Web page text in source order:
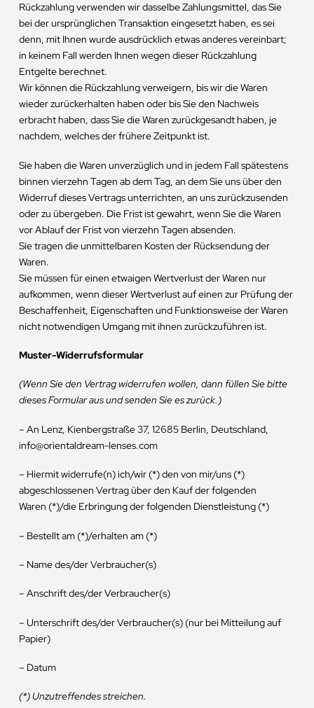
Rückzahlung verwenden wir dasselbe Zahlungsmittel, das Sie
bei der ursprünglichen Transaktion eingesetzt haben, es sei
denn, mit Ihnen wurde ausdrücklich etwas anderes vereinbart;
in keinem Fall werden Ihnen wegen dieser Rückzahlung
Entgelte berechnet.
Wir können die Rückzahlung verweigern, bis wir die Waren
wieder zurückerhalten haben oder bis Sie den Nachweis
erbracht haben, dass Sie die Waren zurückgesandt haben, je
nachdem, welches der frühere Zeitpunkt ist.
Sie haben die Waren unverzüglich und in jedem Fall spätestens
binnen vierzehn Tagen ab dem Tag, an dem Sie uns über den
Widerruf dieses Vertrags unterrichten, an uns zurückzusenden
oder zu übergeben. Die Frist ist gewahrt, wenn Sie die Waren
vor Ablauf der Frist von vierzehn Tagen absenden.
Sie tragen die unmittelbaren Kosten der Rücksendung der
Waren.
Sie müssen für einen etwaigen Wertverlust der Waren nur
aufkommen, wenn dieser Wertverlust auf einen zur Prüfung der
Beschaffenheit, Eigenschaften und Funktionsweise der Waren
nicht notwendigen Umgang mit ihnen zurückzuführen ist.
Muster-Widerrufsformular
(Wenn Sie den Vertrag widerrufen wollen, dann füllen Sie bitte
dieses Formular aus und senden Sie es zurück.)
– An Lenz, Kienbergstraße 37, 12685 Berlin, Deutschland,
info@orientaldream-lenses.com
– Hiermit widerrufe(n) ich/wir (*) den von mir/uns (*)
abgeschlossenen Vertrag über den Kauf der folgenden
Waren (*)/die Erbringung der folgenden Dienstleistung (*)
– Bestellt am (*)/erhalten am (*)
– Name des/der Verbraucher(s)
– Anschrift des/der Verbraucher(s)
– Unterschrift des/der Verbraucher(s) (nur bei Mitteilung auf
Papier)
– Datum
(*) Unzutreffendes streichen.